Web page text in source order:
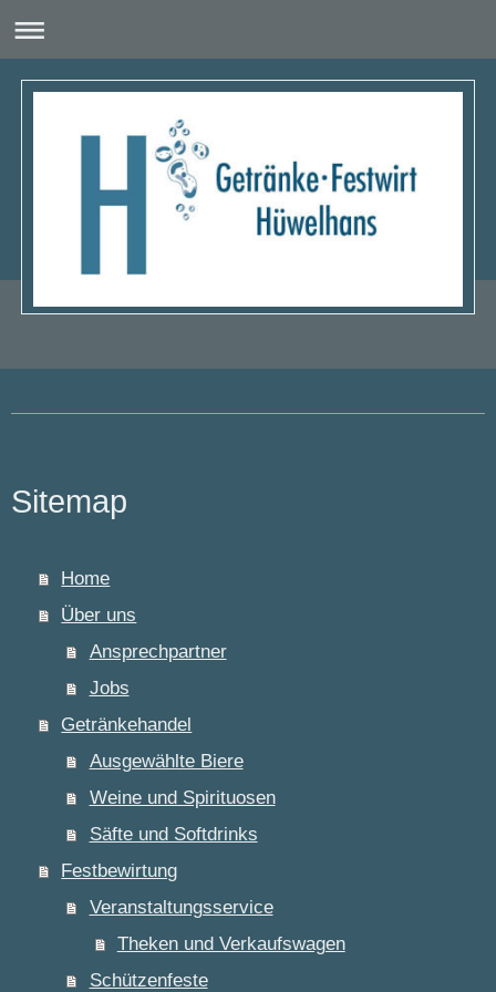
Sitemap
Home
Über uns
Ansprechpartner
Jobs
Getränkehandel
Ausgewählte Biere
Weine und Spirituosen
Säfte und Softdrinks
Festbewirtung
Veranstaltungsservice
Theken und Verkaufswagen
Schützenfeste